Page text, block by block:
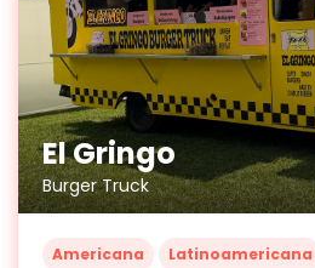
El Gringo
Burger Truck
Americana Latinoamericana